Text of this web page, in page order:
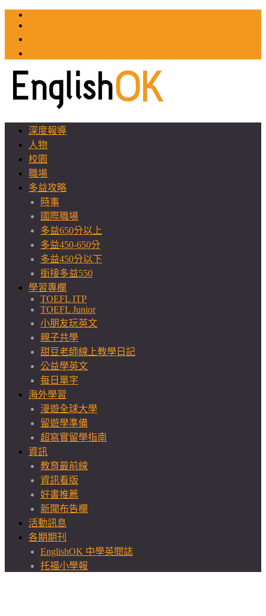
深度報導
人物
校園
職場
多益攻略
時事
國際職場
多益650分以上
多益450-650分
多益450分以下
銜接多益550
學習專欄
TOEFL ITP
TOEFL Junior
小朋友玩英文
親子共學
甜豆老師線上教學日記
公益學英文
每日單字
海外學習
漫遊全球大學
留遊學準備
超寫實留學指南
資訊
教育最前線
資訊看版
好書推薦
新聞布告欄
活動訊息
各期期刊
EnglishOK 中學英閱誌
托福小學報